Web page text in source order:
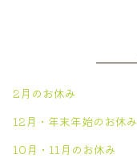
2月のお休み
12月・年末年始のお休み
10月・11月のお休み